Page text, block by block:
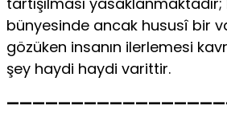
bünyesinde ancak hususî bir
gözüken insanın ilerlemesi
şey haydi haydi varittir.